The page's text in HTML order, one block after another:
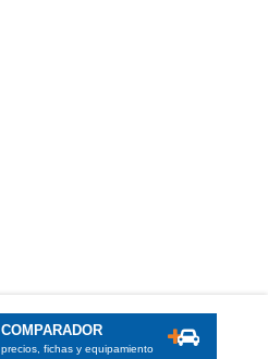
COMPARADOR
precios, fichas y equipamiento